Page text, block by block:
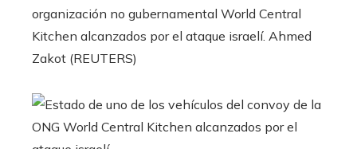
organización no gubernamental World Central
Kitchen alcanzados por el ataque israelí. Ahmed
Zakot (REUTERS)